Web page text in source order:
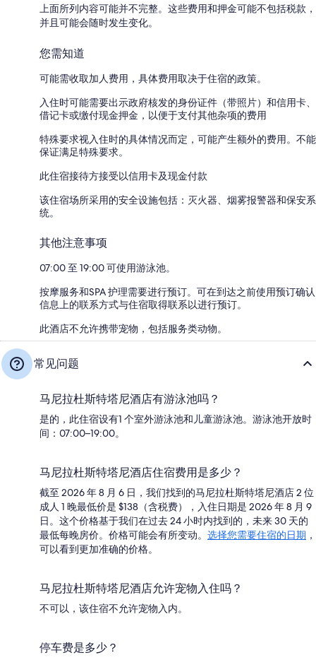
上面所列内容可能并不完整。这些费用和押金可能不包括税款，
并且可能会随时发生变化。
您需知道
可能需收取加人费用，具体费用取决于住宿的政策。
入住时可能需要出示政府核发的身份证件（带照片）和信用卡、
借记卡或缴付现金押金，以便于支付其他杂项的费用
特殊要求视入住时的具体情况而定，可能产生额外的费用。不能
保证满足特殊要求。
此住宿接待方接受以信用卡及现金付款
该住宿场所采用的安全设施包括：灭火器、烟雾报警器和保安系
统。
其他注意事项
07:00 至 19:00 可使用游泳池。
按摩服务和SPA 护理需要进行预订。可在到达之前使用预订确认
信息上的联系方式与住宿取得联系以进行预订。
此酒店不允许携带宠物，包括服务类动物。
常见问题
马尼拉杜斯特塔尼酒店有游泳池吗？
是的，此住宿设有1 个室外游泳池和儿童游泳池。游泳池开放时
间：07:00–19:00。
马尼拉杜斯特塔尼酒店住宿费用是多少？
截至 2026 年 8 月 6 日，我们找到的马尼拉杜斯特塔尼酒店 2 位
成人 1 晚最低价是 $138（含税费），入住日期是 2026 年 8 月 9
日。这个价格基于我们在过去 24 小时内找到的，未来 30 天的
最低每晚房价。价格可能会有所变动。 选择您需要住宿的日期 ，
可以看到更加准确的价格。
马尼拉杜斯特塔尼酒店允许宠物入住吗？
不可以，该住宿不允许宠物入内。
停车费是多少？